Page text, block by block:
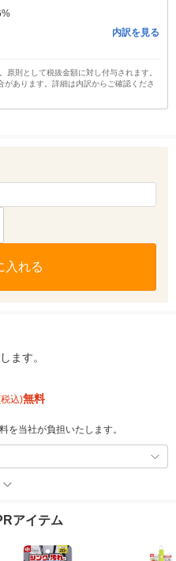
内訳を見る
原則として税抜金額に対し付与されます。
あります。詳細は内訳からご確認くださ
入れる
ます。
込)無料
を当社が負担いたします。
アイテム